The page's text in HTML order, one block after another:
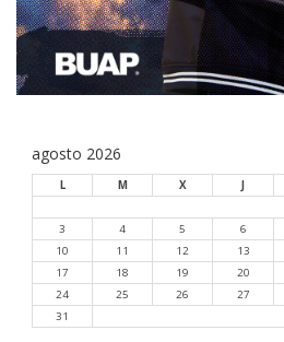
agosto 2026
L M X J
3
4 5 6
10
11 12 13
17
18 19 20
24
25 26 27
31